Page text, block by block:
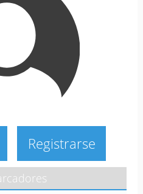
Registrarse